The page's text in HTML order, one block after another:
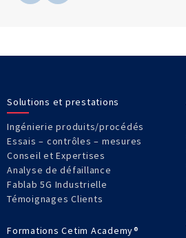
Solutions et prestations
Ingénierie produits/procédés
Essais – contrôles – mesures
Conseil et Expertises
Analyse de défaillance
Fablab 5G Industrielle
Témoignages Clients
Formations Cetim Academy®